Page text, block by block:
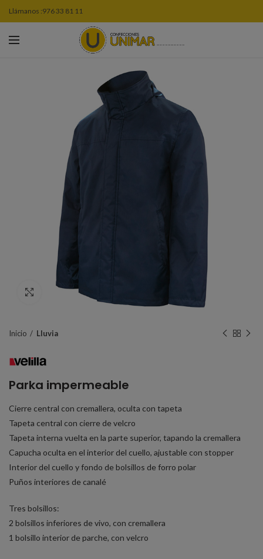
Llámanos :976 33 81 11
Click to enlarge
Inicio Lluvia
Parka impermeable
Cierre central con cremallera, oculta con tapeta
Tapeta central con cierre de velcro
Tapeta interna vuelta en la parte superior, tapando la cremallera
Capucha oculta en el interior del cuello, ajustable con stopper
Interior del cuello y fondo de bolsillos de forro polar
Puños interiores de canalé
Tres bolsillos:
2 bolsillos inferiores de vivo, con cremallera
1 bolsillo interior de parche, con velcro